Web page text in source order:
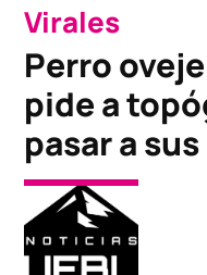
POSTED
IN
Virales
Perro
pide a
pasar a